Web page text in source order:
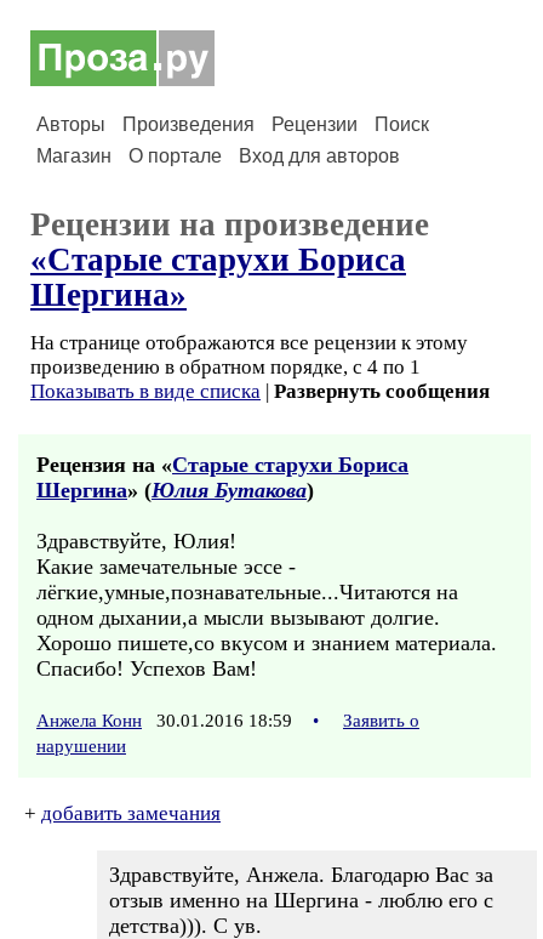
Авторы Произведения Рецензии
Поиск
Магазин
О портале Вход для авторов
Рецензии на произведение
«Старые старухи Бориса
Шергина»
На странице отображаются все рецензии к этому
произведению в обратном порядке, с 4 по 1
Показывать в виде списка | Развернуть сообщения
Рецензия на «Старые старухи Бориса
Шергина» (Юлия Бутакова)
Здравствуйте, Юлия!
Какие замечательные эссе -
лёгкие,умные,познавательные...Читаются на
одном дыхании,а мысли вызывают долгие.
Хорошо пишете,со вкусом и знанием материала.
Спасибо! Успехов Вам!
Анжела Конн 30.01.2016 18:59 •
Заявить о
нарушении
+ добавить замечания
Здравствуйте, Анжела. Благодарю Вас за
отзыв именно на Шергина - люблю его с
детства))). С ув.